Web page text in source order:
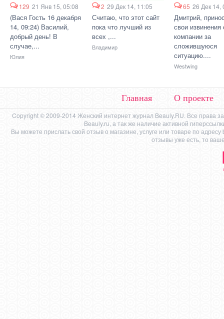
129 21 Янв 15, 05:08
(Вася Гость 16 декабря
14, 09:24) Василий,
добрый день! В
случае,...
Юлия
2 29 Дек 14, 11:05
Считаю, что этот сайт
пока что лучший из
всех ,...
Владимир
65 26 Дек 14,
Дмитрий,
свои извинения
компании за
сложившуюся
ситуацию....
Westwing
Главная О проекте
Copyright © 2009-2014 Женский интернет журнал Beauly.RU. Все права
Beauly.ru, а так же наличие активной
Вы можете прислать свой отзыв о магазине, услуге или товаре по адресу
отзывы уже есть, то